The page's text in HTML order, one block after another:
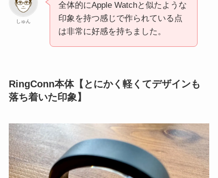
しゅん
全体的にApple Watchと似たような
印象を持つ感じで作られている点
は非常に好感を持ちました。
RingConn本体【とにかく軽くてデザインも
落ち着いた印象】